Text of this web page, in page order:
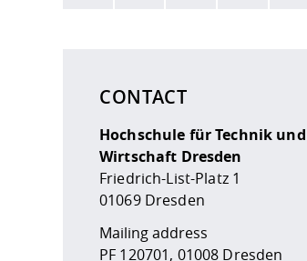
CONTACT
Hochschule für Technik und
Wirtschaft Dresden
Friedrich-List-Platz 1
01069 Dresden
Mailing address
PF 120701, 01008 Dresden